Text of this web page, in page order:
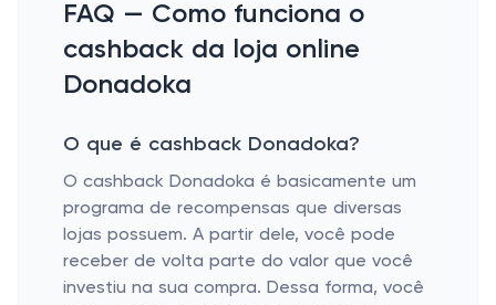
FAQ — Como funciona o
cashback da loja online
Donadoka
O que é cashback Donadoka?
O cashback Donadoka é basicamente um
programa de recompensas que diversas
lojas possuem. A partir dele, você pode
receber de volta parte do valor que você
investiu na sua compra. Dessa forma, você